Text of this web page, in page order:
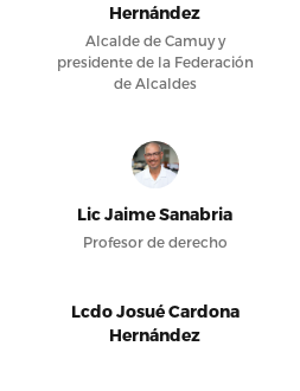
Hernández
Alcalde de Camuy y
presidente de la Federación
de Alcaldes
Lic Jaime Sanabria
Profesor de derecho
Lcdo Josué Cardona
Hernández